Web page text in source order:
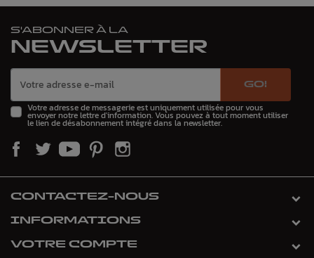
S'ABONNER À LA
NEWSLETTER
GO!
Votre adresse de messagerie est uniquement utilisée pour vous
envoyer notre lettre d'information. Vous pouvez à tout moment utiliser
le lien de désabonnement intégré dans la newsletter.
CONTACTEZ-NOUS
INFORMATIONS
VOTRE COMPTE